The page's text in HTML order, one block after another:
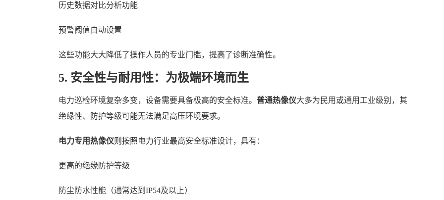
历史数据对比分析功能
预警阈值自动设置
这些功能大大降低了操作人员的专业门槛，提高了诊断准确性。
5. 安全性与耐用性：为极端环境而生
电力巡检环境复杂多变，设备需要具备极高的安全标准。 普通热像仪大多为民用或通用工业级别，其
绝缘性、防护等级可能无法满足高压环境要求。
电力专用热像仪则按照电力行业最高安全标准设计，具有：
更高的绝缘防护等级
防尘防水性能（通常达到IP54及以上）